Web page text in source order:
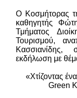
Ο Κοσμήτορας
καθηγητής
Τμήματος
Τουρισμού,
εκδήλωση με
«Χτίζοντας
Green